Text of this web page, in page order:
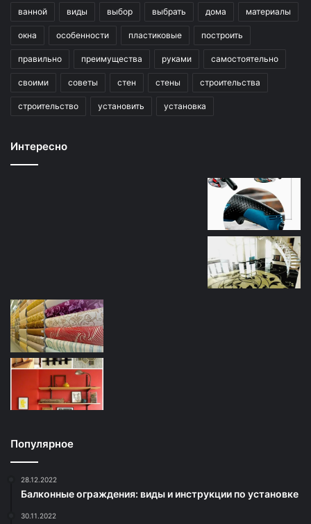
ванной виды выбор выбрать дома материалы
окна особенности пластиковые построить
правильно преимущества руками самостоятельно
своими советы стен стены строительства
строительство установить установка
Интересно
Популярное
28.12.2022
Балконные ограждения: виды и инструкции по установке
30.11.2022